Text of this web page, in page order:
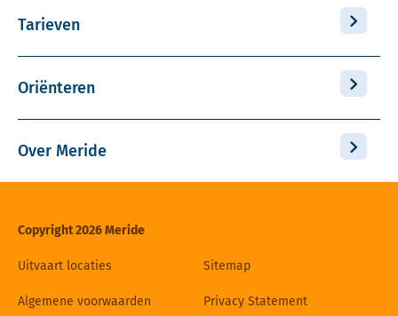
Tarieven
Oriënteren
Over Meride
Copyright 2026 Meride
Uitvaart locaties Sitemap
Algemene voorwaarden Privacy Statement